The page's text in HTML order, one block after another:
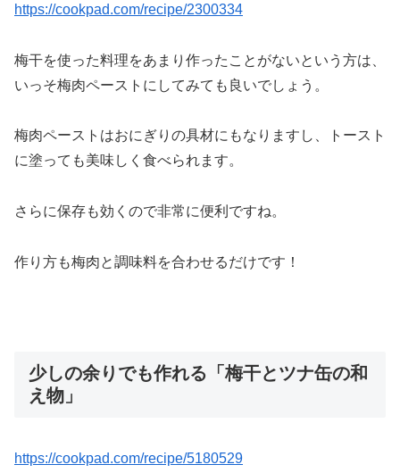
https://cookpad.com/recipe/2300334
梅干を使った料理をあまり作ったことがないという方は、
いっそ梅肉ペーストにしてみても良いでしょう。
梅肉ペーストはおにぎりの具材にもなりますし、トースト
に塗っても美味しく食べられます。
さらに保存も効くので非常に便利ですね。
作り方も梅肉と調味料を合わせるだけです！
少しの余りでも作れる「梅干とツナ缶の和
え物」
https://cookpad.com/recipe/5180529